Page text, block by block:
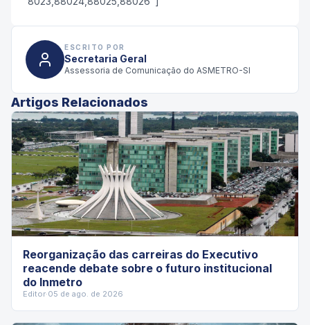
ESCRITO POR
Secretaria Geral
Assessoria de Comunicação do ASMETRO-SI
Artigos Relacionados
Reorganização das carreiras do Executivo
reacende debate sobre o futuro institucional
do Inmetro
Editor·05 de ago. de 2026